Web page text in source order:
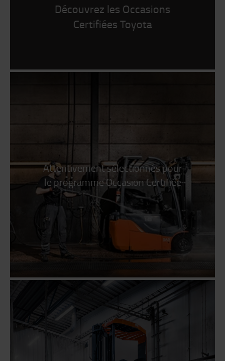
Découvrez les Occasions
Certifiées Toyota
Attentivement sélectionnés pour
le programme Occasion Certifiée